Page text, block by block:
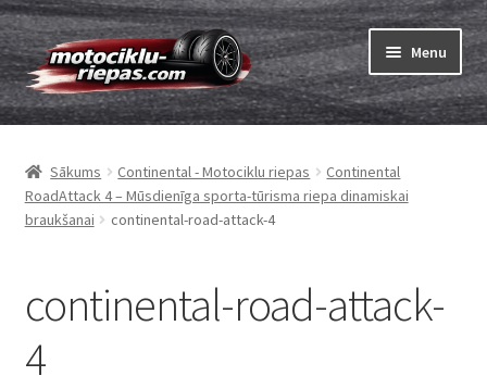
Skip
to
navigation
Skip
to
content
Menu
Riepas
Expand
Kameras
Viss par riepām
child
Tests
Sākums Continental - Motociklu riepas
Continental
RoadAttack 4 – Mūsdienīga sporta-tūrisma riepa dinamiskai
braukšanai
continental-road-attack-4
continental-road-attack-
4